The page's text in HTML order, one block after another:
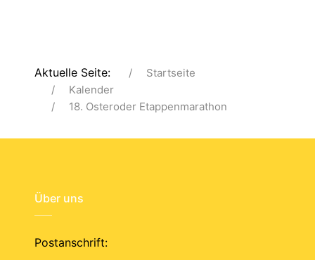
Aktuelle Seite:
Startseite
Kalender
18. Osteroder Etappenmarathon
Über uns
Postanschrift: